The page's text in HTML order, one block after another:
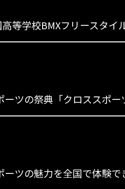
ーツの魅力を全国で体験